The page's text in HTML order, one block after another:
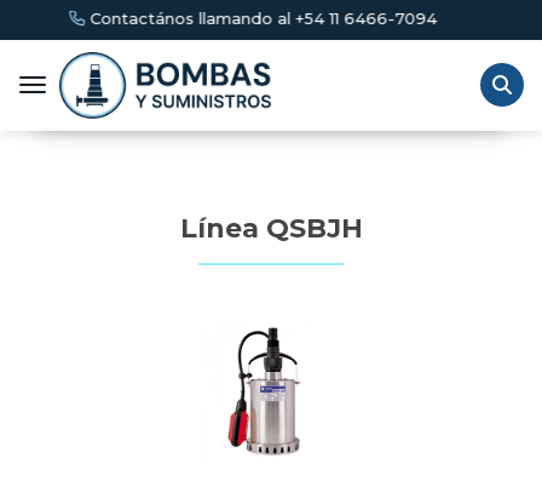
llamando al +54 11 6466-7094
Toggle navigation
Línea QSBJH